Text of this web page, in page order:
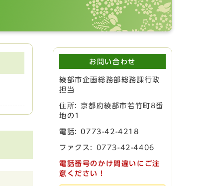
お問い合わせ
綾部市企画総務部総務課行政
担当
住所: 京都府綾部市若竹町8番
地の1
電話:0773-42-4218
ファクス: 0773-42-4406
電話番号のかけ間違いにご注
意ください！